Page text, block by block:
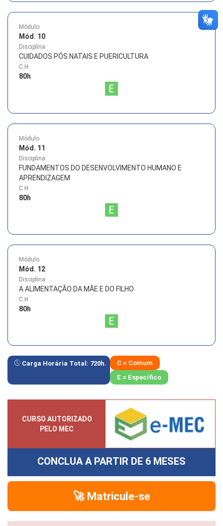
Módulo
Mód. 10
Disciplina
CUIDADOS PÓS NATAIS E PUERICULTURA
C.H
80h
Módulo
Mód. 11
Disciplina
FUNDAMENTOS DO DESENVOLVIMENTO HUMANO E
APRENDIZAGEM
C.H
80h
Módulo
Mód. 12
Disciplina
A ALIMENTAÇÃO DA MÃE E DO FILHO
C.H
80h
Carga Horária Total: 720h.
C = Comum
E = Específico
CURSO AUTORIZADO
PELO MEC
CONCLUA A PARTIR DE 6 MESES
🚀 Matricule-se